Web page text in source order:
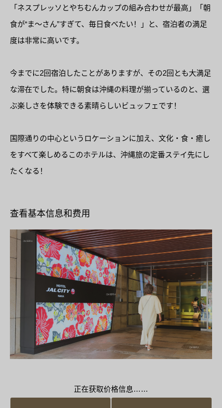
「ネスプレッソとやちむんカップの組み合わせが最高」「朝
食が“ま〜さん”すぎて、毎日食べたい！」と、宿泊者の満足
度は非常に高いです。
今までに2回宿泊したことがありますが、その2回とも大満足
な滞在でした。特に朝食は沖縄の料理が揃っているのと、選
ぶ楽しさを体験できる素晴らしいビュッフェです！
国際通りの中心というロケーションに加え、文化・食・癒し
をすべて楽しめるこのホテルは、沖縄旅の定番ステイ先にし
たくなる！
查看基本信息和费用
正在获取价格信息……